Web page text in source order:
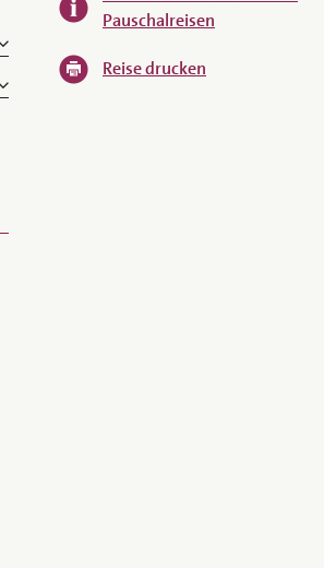
Pauschalreisen
Reise drucken